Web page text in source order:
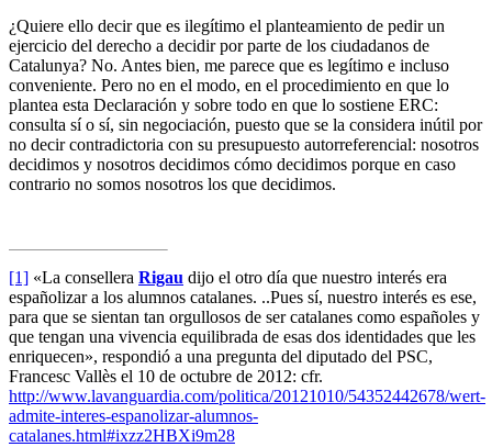
¿Quiere ello decir que es ilegítimo el planteamiento de pedir un
ejercicio del derecho a decidir por parte de los ciudadanos de
Catalunya? No. Antes bien, me parece que es legítimo e incluso
conveniente. Pero no en el modo, en el procedimiento en que lo
plantea esta Declaración y sobre todo en que lo sostiene ERC:
consulta sí o sí, sin negociación, puesto que se la considera inútil por
no decir contradictoria con su presupuesto autorreferencial: nosotros
decidimos y nosotros decidimos cómo decidimos porque en caso
contrario no somos nosotros los que decidimos.
[1] «La consellera Rigau dijo el otro día que nuestro interés era
españolizar a los alumnos catalanes. ..Pues sí, nuestro interés es ese,
para que se sientan tan orgullosos de ser catalanes como españoles y
que tengan una vivencia equilibrada de esas dos identidades que les
enriquecen», respondió a una pregunta del diputado del PSC,
Francesc Vallès el 10 de octubre de 2012: cfr.
http://www.lavanguardia.com/politica/20121010/54352442678/wert-
admite-interes-espanolizar-alumnos-
catalanes.html#ixzz2HBXi9m28